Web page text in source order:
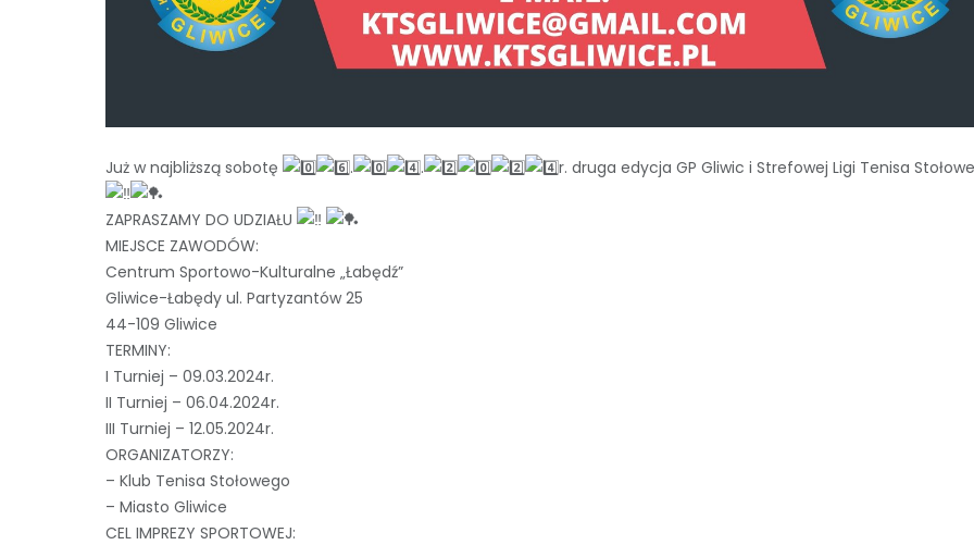
Już w najbliższą sobotę . . r. druga edycja GP Gliwic i Strefowej Ligi Tenisa
ZAPRASZAMY DO UDZIAŁU
MIEJSCE ZAWODÓW:
Centrum Sportowo-Kulturalne „Łabędź”
Gliwice-Łabędy ul. Partyzantów 25
44-109 Gliwice
TERMINY:
I Turniej – 09.03.2024r.
II Turniej – 06.04.2024r.
III Turniej – 12.05.2024r.
ORGANIZATORZY:
– Klub Tenisa Stołowego
– Miasto Gliwice
CEL IMPREZY SPORTOWEJ: